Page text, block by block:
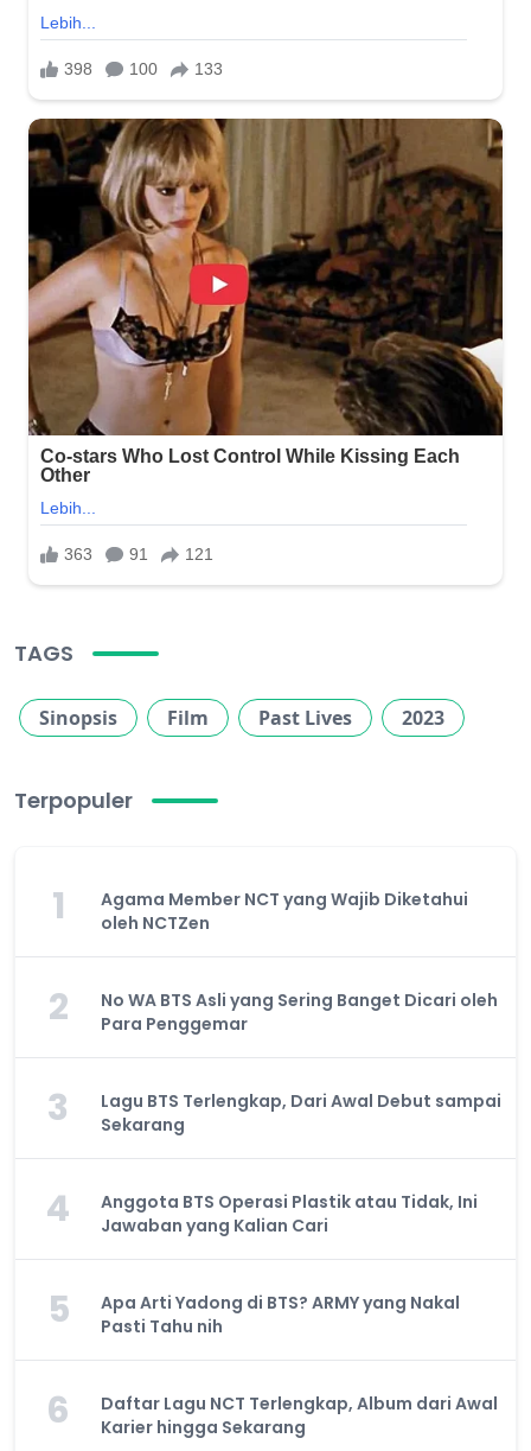
TAGS
Sinopsis Film Past Lives 2023
Terpopuler
1
Agama Member NCT yang Wajib Diketahui
oleh NCTZen
2
No WA BTS Asli yang Sering Banget Dicari oleh
Para Penggemar
3
Lagu BTS Terlengkap, Dari Awal Debut sampai
Sekarang
4
Anggota BTS Operasi Plastik atau Tidak, Ini
Jawaban yang Kalian Cari
5
Apa Arti Yadong di BTS? ARMY yang Nakal
Pasti Tahu nih
6
Daftar Lagu NCT Terlengkap, Album dari Awal
Karier hingga Sekarang